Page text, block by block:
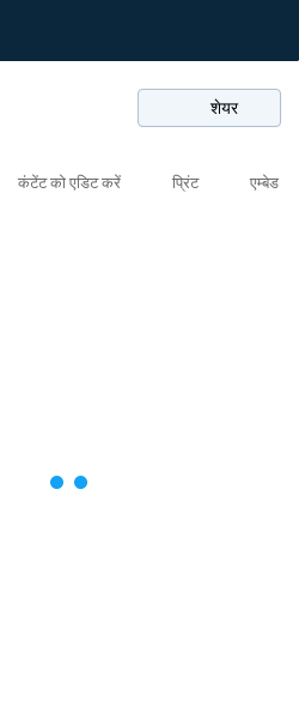
शेयर
कंटेंट को एडिट करें
प्रिंट एम्बेड